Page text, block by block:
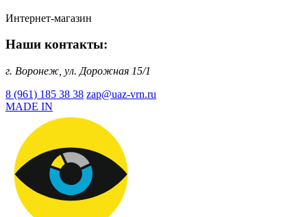
Интернет-магазин
Наши контакты:
г. Воронеж, ул. Дорожная 15/1
8 (961) 185 38 38 zap@uaz-vrn.ru
MADE IN